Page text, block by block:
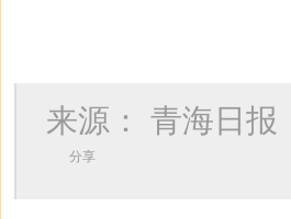
来源：青海日报
分享